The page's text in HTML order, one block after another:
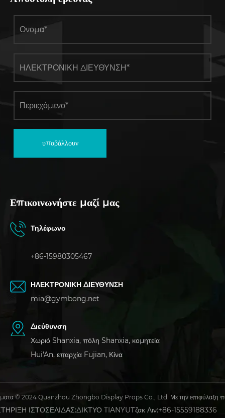
υποβάλλουν
Επικοινωνήστε μαζί μας
Τηλέφωνο
+86-15980305467
ΗΛΕΚΤΡΟΝΙΚΗ ΔΙΕΥΘΥΝΣΗ
mia@gymbong.net
Διεύθυνση
Χωριό Shanxia, ​​πόλη Shanxia, ​​κομητεία
Hui'An, επαρχία Fujian, Κίνα
© 2024 Quanzhou Zhongbo Display Props Co., Ltd. Με την επιφύλαξη
ΙΣΤΟΣΕΛΙΔΑΣ:ΔΙΚΤΥΟ TIANYUΤζακ Λιν:+86-15559188336